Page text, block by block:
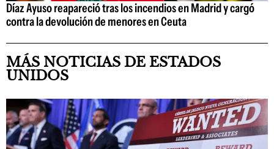
Díaz Ayuso reapareció tras los incendios en Madrid y cargó
contra la devolución de menores en Ceuta
MÁS NOTICIAS DE ESTADOS
UNIDOS